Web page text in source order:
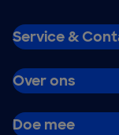
Service &
Over ons
Doe mee